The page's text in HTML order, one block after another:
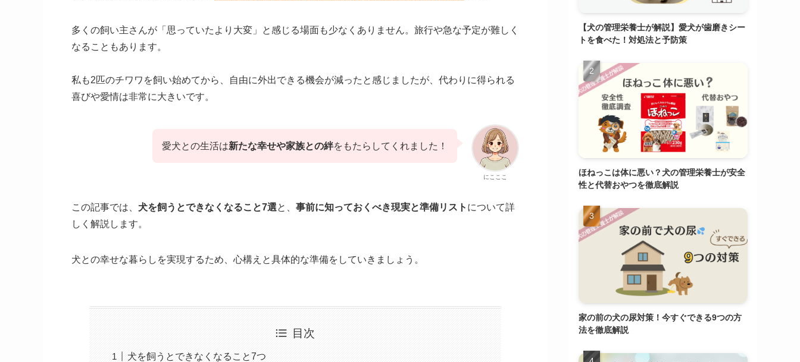
多くの飼い主さんが「思っていたより大変」と感じる場面も少なくありません。旅行や急な予定が難しく
なることもあります。
私も2匹のチワワを飼い始めてから、自由に外出できる機会が減ったと感じましたが、代わりに得られる
喜びや愛情は​​​​​​非常に大きいです。
にこここ
愛犬との生活は新たな幸せや家族との絆をもたらしてくれました！
この記事では、 犬を飼うとできなくなること7選​​​​と、 事前に知っておくべき現実と準備リスト について詳
しく解説します。
犬との幸せな暮らしを実現するため、心構えと具体的な準備をしていきましょう。
目次
犬を飼うとできなくなること7つ
【犬の管理栄養士が解説】愛犬が歯磨きシー
トを食べた！対処法と予防策
ほねっこは体に悪い？犬の管理栄養士が安全
性と代替おやつを徹底解説
家の前の犬の尿対策！今すぐできる9つの方
法を徹底解説